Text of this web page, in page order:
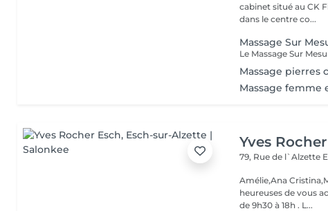
cabinet situé au CK
dans le centre co...
Massage Sur
Massage pierres
Massage femme
Yves
79, Rue de l`Alzette
Amélie,Ana
heureuses de vous
de 9h30 à 18h . L...